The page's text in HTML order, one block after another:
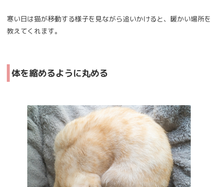
寒い日は猫が移動する様子を見ながら追いかけると、暖かい場所を
教えてくれます。
体を縮めるように丸める